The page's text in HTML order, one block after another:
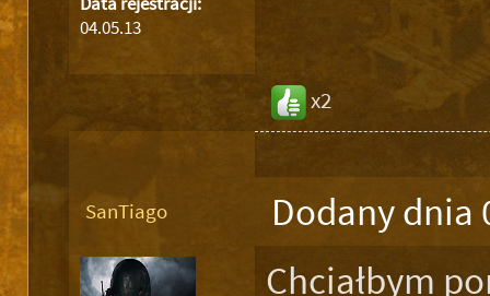
04.05.13
x2
SanTiago Dodany dnia
Chciałbym